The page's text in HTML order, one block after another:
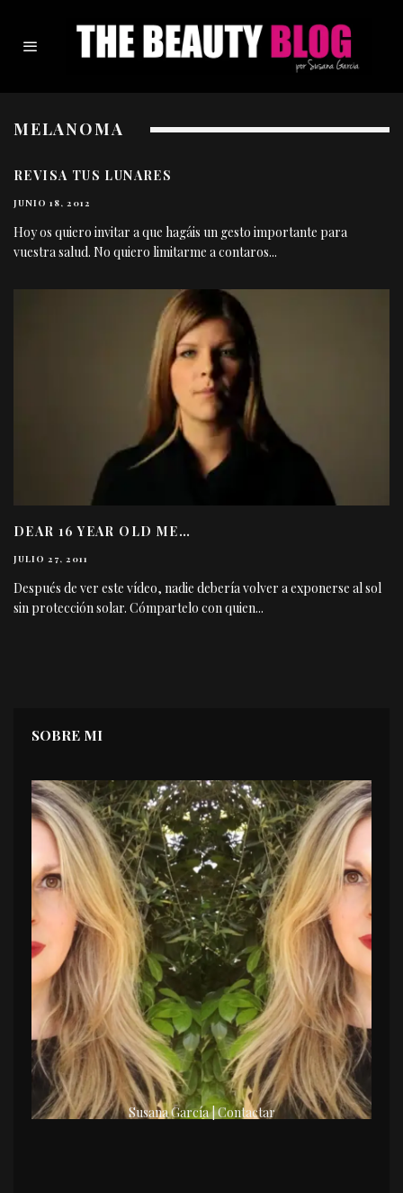
MELANOMA
REVISA TUS LUNARES
JUNIO 18, 2012
Hoy os quiero invitar a que hagáis un gesto importante para
vuestra salud. No quiero limitarme a contaros...
DEAR 16 YEAR OLD ME…
JULIO 27, 2011
Después de ver este vídeo, nadie debería volver a exponerse al sol
sin protección solar. Cómpartelo con quien...
SOBRE MI
Susana García | Contactar